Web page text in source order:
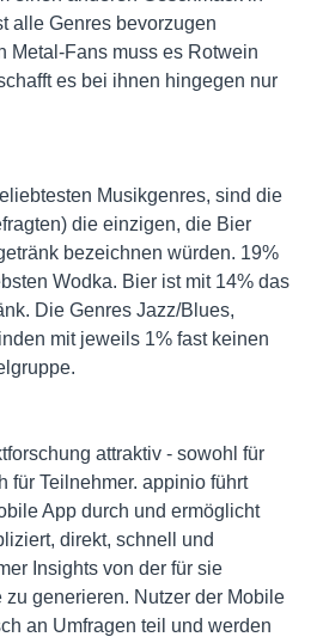
alle Genres bevorzugen
Metal-Fans muss es Rotwein
es bei ihnen hingegen nur
Musikgenres, sind die
die einzigen, die Bier
bezeichnen würden. 19%
Wodka. Bier ist mit 14% das
Die Genres Jazz/Blues,
mit jeweils 1% fast keinen
attraktiv - sowohl für
für Teilnehmer. appinio führt
App durch und ermöglicht
direkt, schnell und
Insights von der für sie
generieren. Nutzer der Mobile
an Umfragen teil und werden